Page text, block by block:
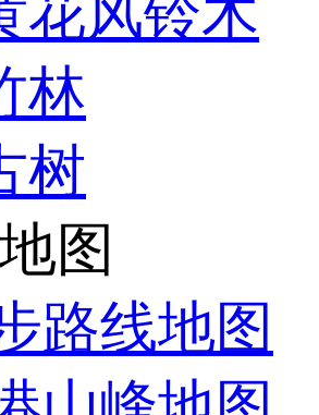
花风铃木
林
树
图
路线地图